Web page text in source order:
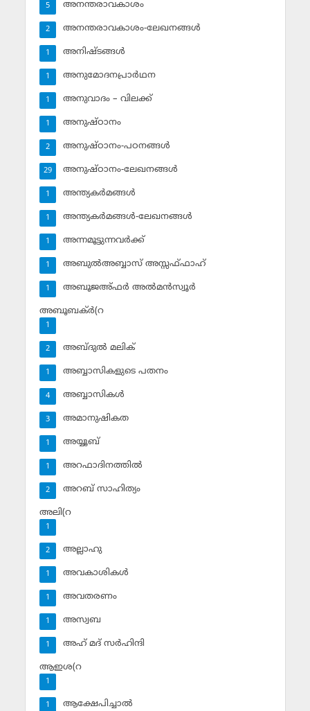
അനന്തരാവകാശം
5
അനന്തരാവകാശം-ലേഖനങ്ങള്‍
2
അനിഷ്ടങ്ങള്‍
1
അനുമോദനപ്രാര്‍ഥന
1
അനുവാദം – വിലക്ക്‌
1
അനുഷ്ഠാനം
1
അനുഷ്ഠാനം-പഠനങ്ങള്‍
2
അനുഷ്ഠാനം-ലേഖനങ്ങള്‍
29
അന്ത്യകര്‍മങ്ങള്‍
1
അന്ത്യകര്‍മങ്ങള്‍-ലേഖനങ്ങള്‍
1
അന്നമൂട്ടുന്നവര്‍ക്ക്
1
അബുല്‍അബ്ബാസ് അസ്സഫ്ഫാഹ്‌
1
അബൂജഅ്ഫര്‍ അല്‍മന്‍സ്വൂര്‍
1
അബൂബക്ര്‍(റ
1
അബ്ദുല്‍ മലിക്‌
2
അബ്ബാസികളുടെ പതനം
1
അബ്ബാസികള്‍
4
അമാനുഷികത
3
അയ്യൂബ്‌
1
അറഫാദിനത്തില്‍
1
അറബ് സാഹിത്യം
2
അലി(റ
1
അല്ലാഹു
2
അവകാശികള്‍
1
അവതരണം
1
അസ്വബ
1
അഹ് മദ് സര്‍ഹിന്ദി
1
ആഇശ(റ
1
ആക്ഷേപിച്ചാല്‍
1